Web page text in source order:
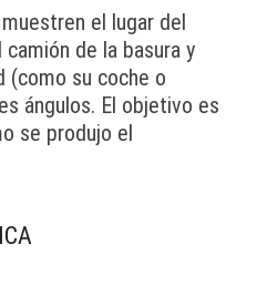
el lugar del
de la basura y
(como su coche o
ángulos. El objetivo es
se produjo el